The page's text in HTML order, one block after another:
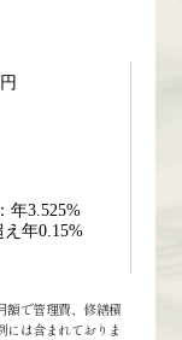
年3.525%
年0.15%
額で管理費、修繕積
には含まれておりま